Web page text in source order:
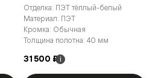
Отделка: ПЭТ тёплый-белый
Материал: ПЭТ
Кромка: Обычная
Толщина полотна: 40 мм
31 500 ₽ i